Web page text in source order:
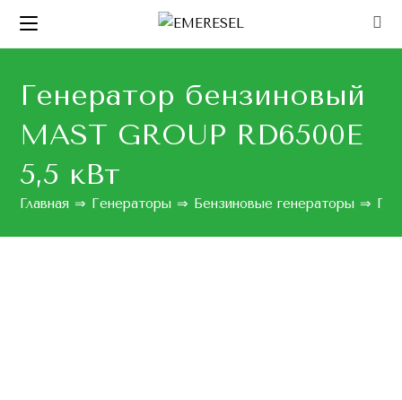
Генератор бензиновый
MAST GROUP RD6500E
5,5 кВт
Главная ⇒ Генераторы ⇒ Бензиновые генераторы ⇒